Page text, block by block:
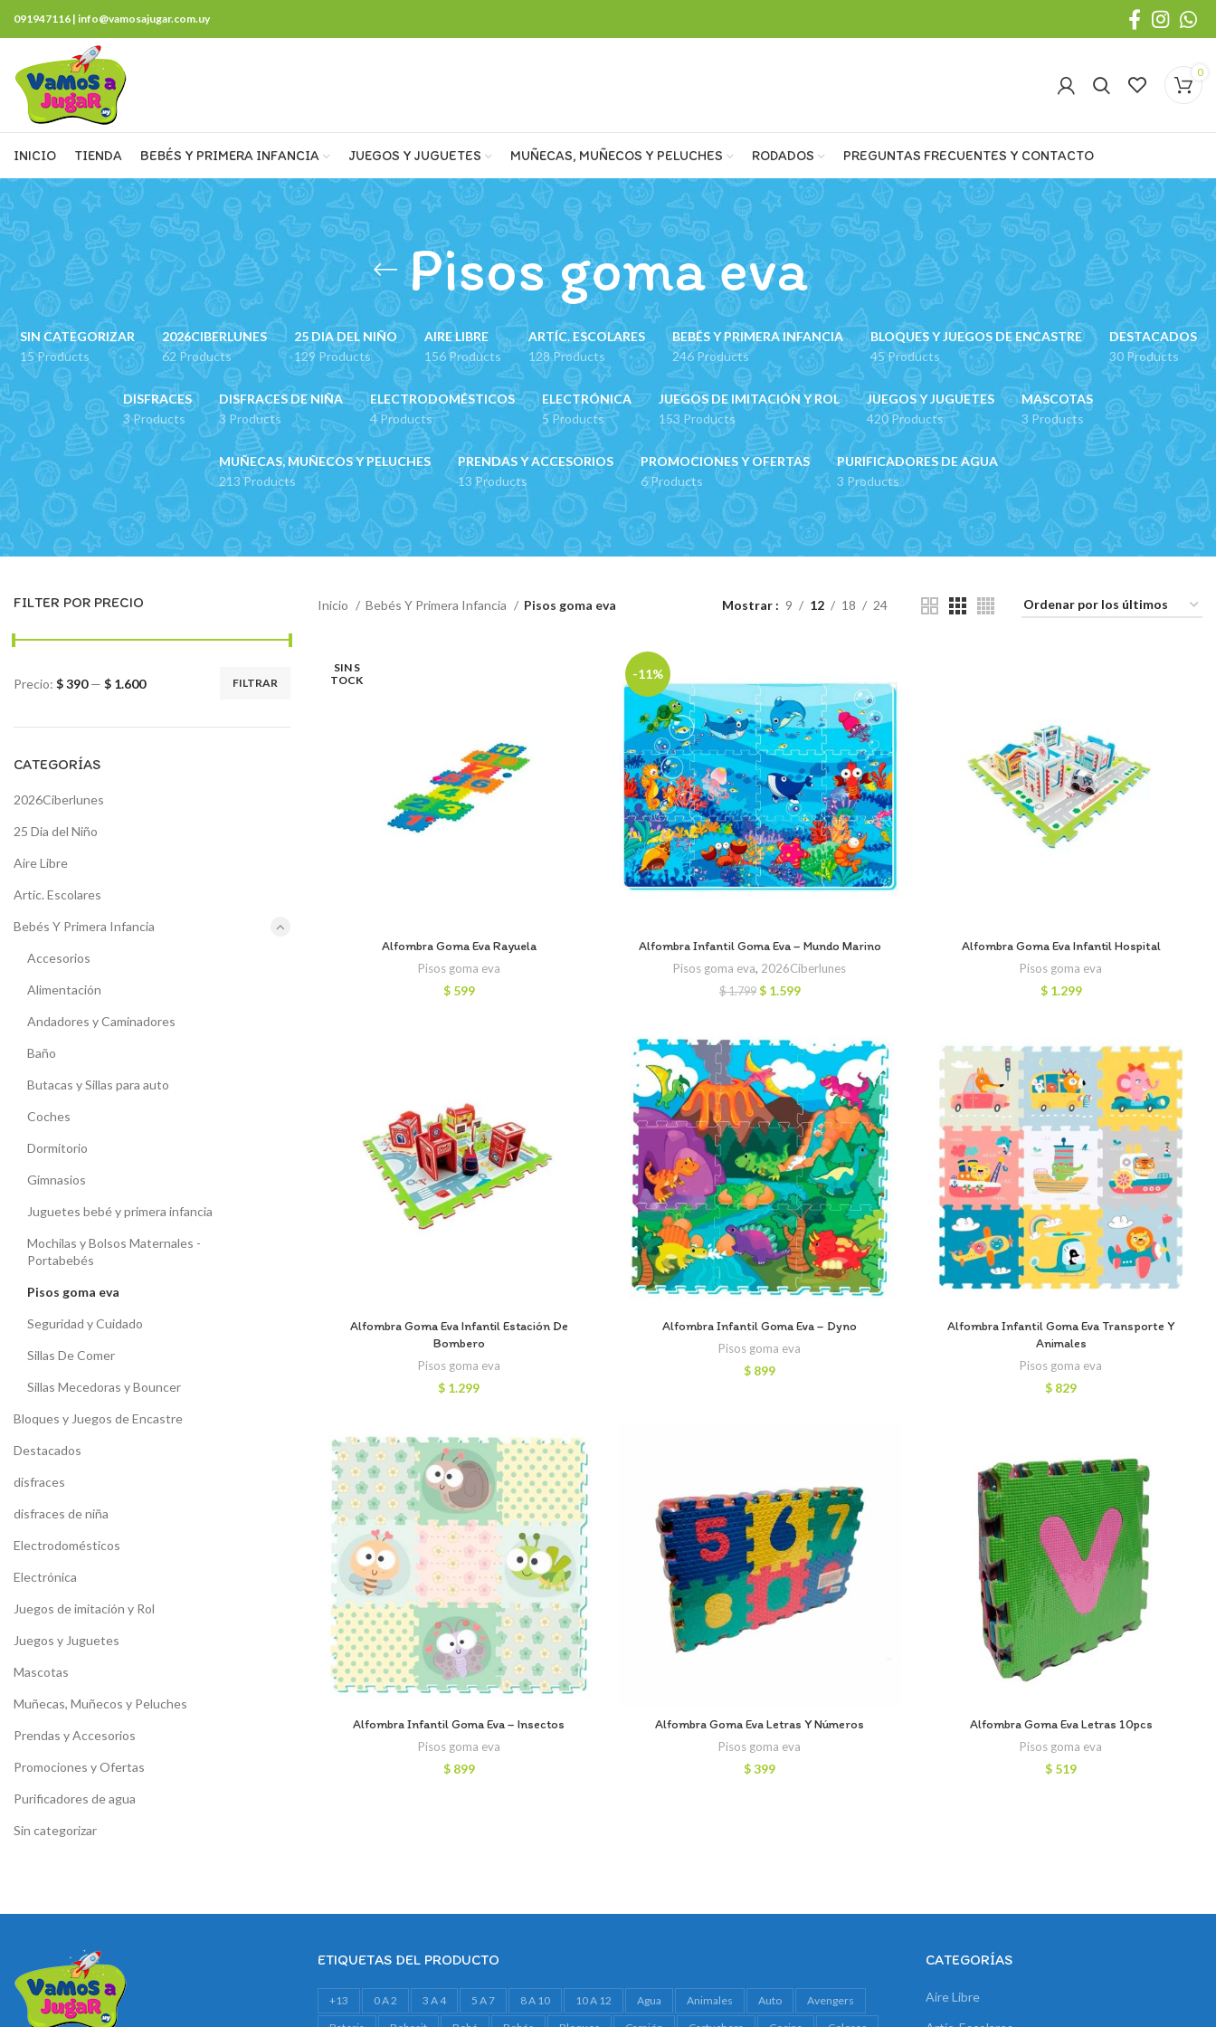
091947116 | info@vamosajugar.com.uy
0
INICIO TIENDA BEBÉS Y PRIMERA INFANCIA JUEGOS Y JUGUETES MUÑECAS, MUÑECOS Y PELUCHES RODADOS PREGUNTAS FRECUENTES Y CONTACTO
Pisos goma eva
SIN CATEGORIZAR
15 Products
2026CIBERLUNES
62 Products
25 DIA DEL NIÑO
129 Products
AIRE LIBRE
156 Products
ARTÍC. ESCOLARES
128 Products
BEBÉS Y PRIMERA INFANCIA
246 Products
BLOQUES Y JUEGOS DE ENCASTRE
45 Products
DESTACADOS
30 Products
DISFRACES
3 Products
DISFRACES DE NIÑA
3 Products
ELECTRODOMÉSTICOS
4 Products
ELECTRÓNICA
5 Products
JUEGOS DE IMITACIÓN Y ROL
153 Products
JUEGOS Y JUGUETES
420 Products
MASCOTAS
3 Products
MUÑECAS, MUÑECOS Y PELUCHES
213 Products
PRENDAS Y ACCESORIOS
13 Products
PROMOCIONES Y OFERTAS
6 Products
PURIFICADORES DE AGUA
3 Products
FILTER POR PRECIO
FILTRAR
Precio: $ 390— $ 1.600
CATEGORÍAS
2026Ciberlunes
25 Dia del Niño
Aire Libre
Artíc. Escolares
Bebés Y Primera Infancia
Accesorios
Alimentación
Andadores y Caminadores
Baño
Butacas y Sillas para auto
Coches
Dormitorio
Gimnasios
Juguetes bebé y primera infancia
Mochilas y Bolsos Maternales -
Portabebés
Pisos goma eva
Seguridad y Cuidado
Sillas De Comer
Sillas Mecedoras y Bouncer
Bloques y Juegos de Encastre
Destacados
disfraces
disfraces de niña
Electrodomésticos
Electrónica
Juegos de imitación y Rol
Juegos y Juguetes
Mascotas
Muñecas, Muñecos y Peluches
Prendas y Accesorios
Promociones y Ofertas
Purificadores de agua
Sin categorizar
Inicio Bebés Y Primera Infancia Pisos goma eva Mostrar 9 12 18 24
SIN S
TOCK
Alfombra Goma Eva Rayuela
Pisos goma eva
$599
-11%
Alfombra Infantil Goma Eva – Mundo Marino
Pisos goma eva, 2026Ciberlunes
$1.799 El
era:
$ 1.799.
$1.599El
$ 1.599.
Alfombra Goma Eva Infantil Hospital
Pisos goma eva
$1.299
Alfombra Goma Eva Infantil Estación De
Bombero
Pisos goma eva
$ 1.299
Alfombra Infantil Goma Eva – Dyno
Pisos goma eva
$ 899
Alfombra Infantil Goma Eva Transporte Y
Animales
Pisos goma eva
$ 829
Alfombra Infantil Goma Eva – Insectos
Pisos goma eva
$899
Alfombra Goma Eva Letras Y Números
Pisos goma eva
$399
Alfombra Goma Eva Letras 10pcs
Pisos goma eva
$ 519
ETIQUETAS DEL PRODUCTO
+13 0 A 2 3 A 4 5 A 7 8 A 10 10 A 12 Agua Animales Auto
Avengers
CATEGORÍAS
Aire Libre